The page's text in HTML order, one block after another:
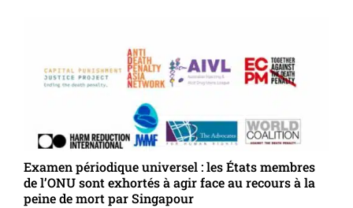
Examen périodique universel : les États membres
de l’ONU sont exhortés à agir face au recours à la
peine de mort par Singapour